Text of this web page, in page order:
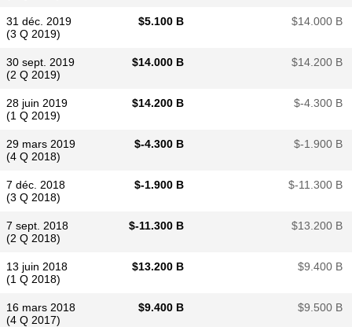
31 déc. 2019
(3 Q 2019)
$​5.100 B $​14.000 B
30 sept. 2019
(2 Q 2019)
$​14.000 B $​14.200 B
28 juin 2019
(1 Q 2019)
$​14.200 B $​-4.300 B
29 mars 2019
(4 Q 2018)
$​-4.300 B $​-1.900 B
7 déc. 2018
(3 Q 2018)
$​-1.900 B $​-11.300 B
7 sept. 2018
(2 Q 2018)
$​-11.300 B $​13.200 B
13 juin 2018
(1 Q 2018)
$​13.200 B $​9.400 B
16 mars 2018
(4 Q 2017)
$​9.400 B $​9.500 B